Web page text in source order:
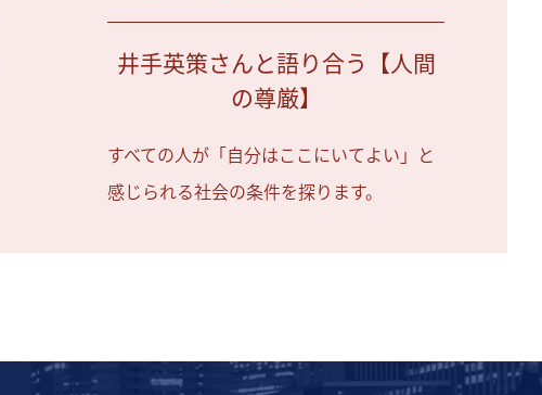
井手英策さんと語り合う【人間
の尊厳】
すべての人が「自分はここにいてよい」と
感じられる社会の条件を探ります。